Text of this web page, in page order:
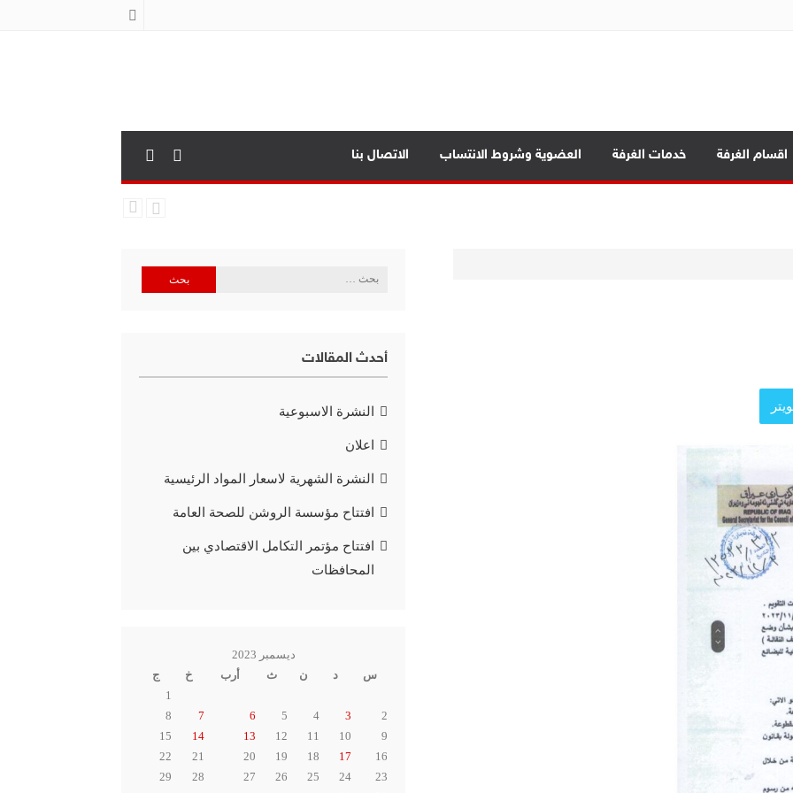
اقسام الغرفة خدمات الغرفة العضوية وشروط الانتساب الاتصال بنا
الرئيسية
الرئيسية
البحث
أحدث المقالات
النشرة الاسبوعية
اعلان
النشرة الشهرية لاسعار المواد الرئيسية
افتتاح مؤسسة الروشن للصحة العامة
افتتاح مؤتمر التكامل الاقتصادي بين
المحافظات
ديسمبر 2023
س
د ن ث أرب خ
ج
1
2
3
4
5
6
7
8
9
10
11
12
13
14
15
16
17
18
19
20
21
22
23
24
25
26
27
28
29